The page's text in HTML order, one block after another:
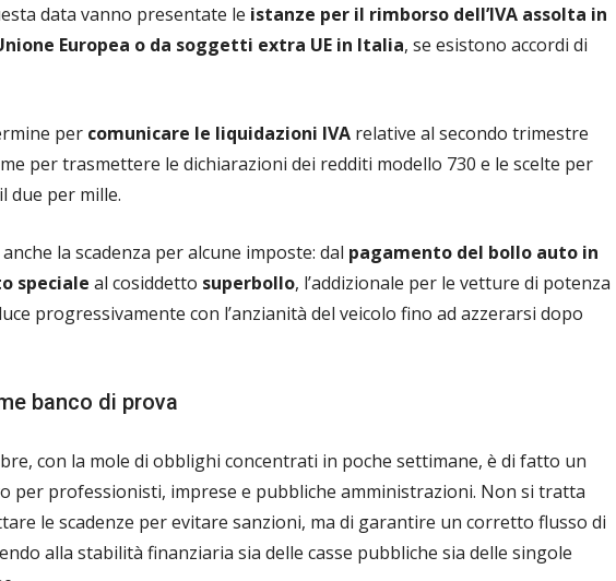
data vanno presentate le istanze per il rimborso dell’IVA assolta in
Europea o da soggetti extra UE in Italia, se esistono accordi di
per comunicare le liquidazioni IVA relative al secondo trimestre
per trasmettere le dichiarazioni dei redditi modello 730 e le scelte per
due per mille.
la scadenza per alcune imposte: dal pagamento del bollo auto in
speciale al cosiddetto superbollo, l’addizionale per le vetture di potenza
progressivamente con l’anzianità del veicolo fino ad azzerarsi dopo
banco di prova
con la mole di obblighi concentrati in poche settimane, è di fatto un
per professionisti, imprese e pubbliche amministrazioni. Non si tratta
le scadenze per evitare sanzioni, ma di garantire un corretto flusso di
alla stabilità finanziaria sia delle casse pubbliche sia delle singole